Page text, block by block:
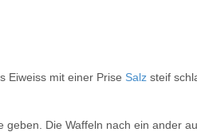
Eiweiss mit einer Prise Salz steif
geben. Die Waffeln nach ein ander